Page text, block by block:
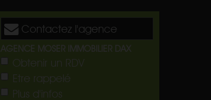
Contactez l'agence
AGENCE MOSER IMMOBILIER DAX
Obtenir un RDV
Etre rappelé
Plus d'infos